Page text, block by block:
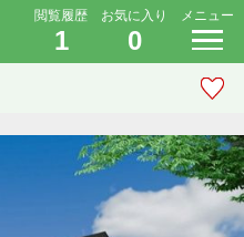
閲覧履歴
1
お気に入り
0
メニュー